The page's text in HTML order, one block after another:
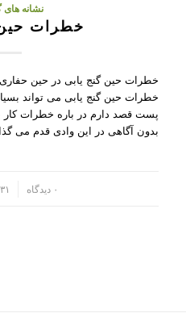
نشانه های
خطرات
خطرات حین گنج یابی در حین
خطرات حین گنج یابی می تواند
پست قصد دارم در باره خطرات کار
بدون آگاهی در این وادی قدم می
۰ دیدگاه ۳۱ خرداد ۱۴۰۲